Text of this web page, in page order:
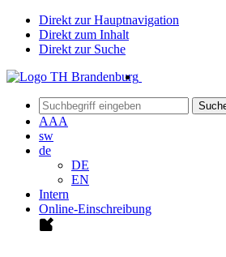
Direkt zur Hauptnavigation
Direkt zum Inhalt
Direkt zur Suche
AAA
sw
de
DE
EN
Intern
Online-Einschreibung